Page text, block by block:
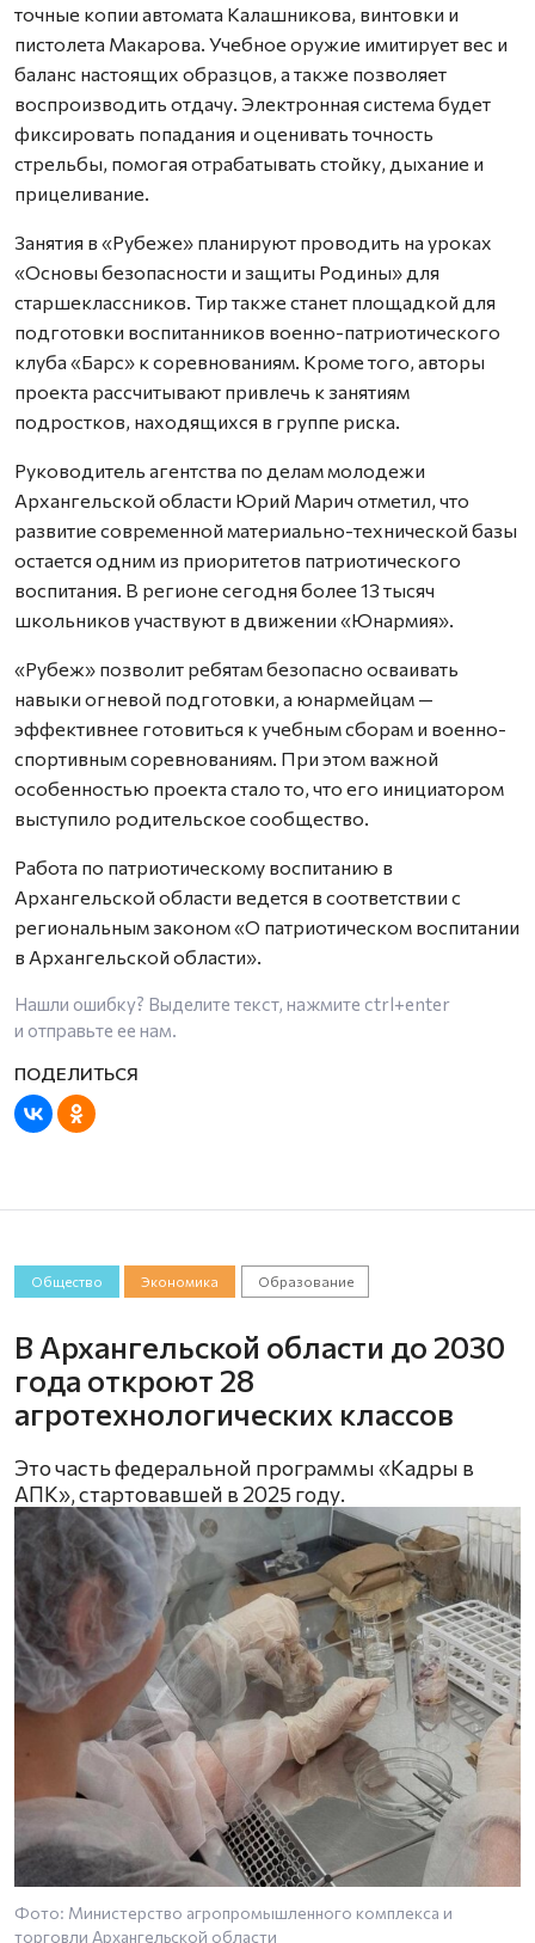
точные копии автомата Калашникова, винтовки и
пистолета Макарова. Учебное оружие имитирует вес и
баланс настоящих образцов, а также позволяет
воспроизводить отдачу. Электронная система будет
фиксировать попадания и оценивать точность
стрельбы, помогая отрабатывать стойку, дыхание и
прицеливание.
Занятия в «Рубеже» планируют проводить на уроках
«Основы безопасности и защиты Родины» для
старшеклассников. Тир также станет площадкой для
подготовки воспитанников военно-патриотического
клуба «Барс» к соревнованиям. Кроме того, авторы
проекта рассчитывают привлечь к занятиям
подростков, находящихся в группе риска.
Руководитель агентства по делам молодежи
Архангельской области Юрий Марич отметил, что
развитие современной материально-технической базы
остается одним из приоритетов патриотического
воспитания. В регионе сегодня более 13 тысяч
школьников участвуют в движении «Юнармия».
«Рубеж» позволит ребятам безопасно осваивать
навыки огневой подготовки, а юнармейцам —
эффективнее готовиться к учебным сборам и военно-
спортивным соревнованиям. При этом важной
особенностью проекта стало то, что его инициатором
выступило родительское сообщество.
Работа по патриотическому воспитанию в
Архангельской области ведется в соответствии с
региональным законом «О патриотическом воспитании
в Архангельской области».
Нашли ошибку? Выделите текст, нажмите ctrl+enter
и отправьте ее нам.
Общество Экономика Образование
В Архангельской области до 2030
года откроют 28
агротехнологических классов
Это часть федеральной программы «Кадры в
АПК», стартовавшей в 2025 году.
Фото: Министерство агропромышленного комплекса и
торговли Архангельской области